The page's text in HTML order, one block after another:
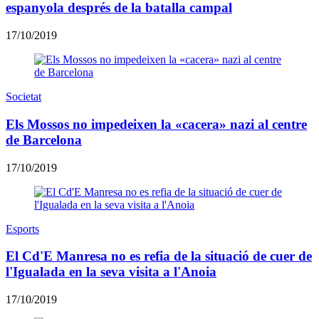
espanyola després de la batalla campal
17/10/2019
Societat
Els Mossos no impedeixen la «cacera» nazi al centre
de Barcelona
17/10/2019
Esports
El Cd'E Manresa no es refia de la situació de cuer de
l'Igualada en la seva visita a l'Anoia
17/10/2019